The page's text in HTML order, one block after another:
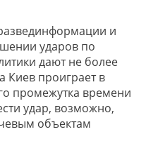
и
ударов по
дают не более
Киев проиграет в
промежутка времени
удар, возможно,
объектам